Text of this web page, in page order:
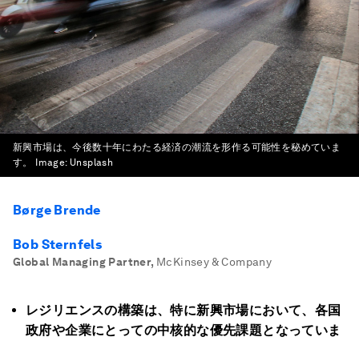
新興市場は、今後数十年にわたる経済の潮流を形作る可能性を秘めていま
す。
Image: Unsplash
Børge Brende
Bob Sternfels
Global Managing Partner, McKinsey & Company
レジリエンスの構築は、特に新興市場において、各国
政府や企業にとっての中核的な優先課題となっていま